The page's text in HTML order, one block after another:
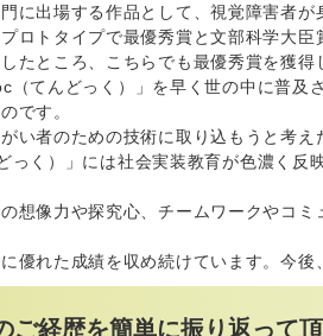
に出場する作品として、視覚障害者
ロトタイプで最優秀賞と文部科学大
たところ、こちらでも最優秀賞を獲得
（てんどっく）」を早く世の中に普及
です。
い者のための技術に取り込もうと考
っく）」には社会実装教育が色濃く反
想像力や探究心、チームワークやコ
優れた成績を収め続けています。今
ご経歴を簡単に振り返って頂